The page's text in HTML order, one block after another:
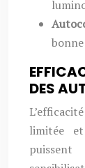
DES
limitée